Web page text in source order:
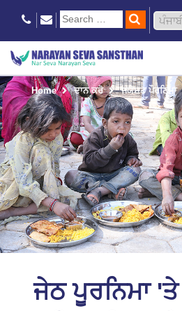
Home ਦਾਨ ਕਰੋ ਜਯੇਸ਼ਟ ਪੌਰਣਿਮਾ
ਜੇਠ ਪੂਰਨਿਮਾ